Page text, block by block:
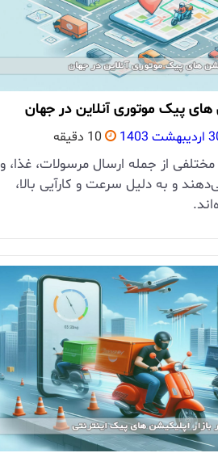
پیک موتوری آنلاین در جهان
1403 10 دقیقه
از جمله ارسال مرسولات، غذا، و
و به دلیل سرعت و کارآیی بالا،